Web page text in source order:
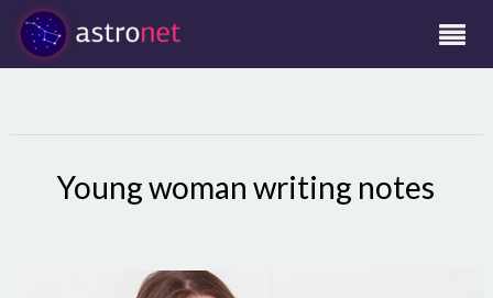
Young woman writing notes